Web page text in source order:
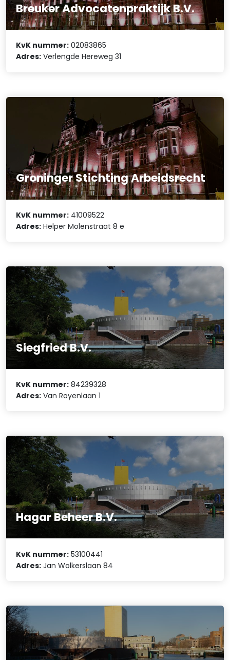
Breuker Advocatenpraktijk B.V.
KvK nummer: 02083865
Adres: Verlengde Hereweg 31
Groninger Stichting Arbeidsrecht
KvK nummer: 41009522
Adres: Helper Molenstraat 8 e
Siegfried B.V.
KvK nummer: 84239328
Adres: Van Royenlaan 1
Hagar Beheer B.V.
KvK nummer: 53100441
Adres: Jan Wolkerslaan 84